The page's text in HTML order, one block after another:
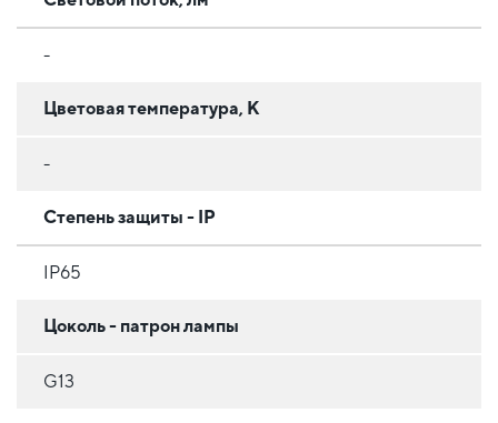
-
Цветовая температура, К
-
Степень защиты - IP
IP65
Цоколь - патрон лампы
G13